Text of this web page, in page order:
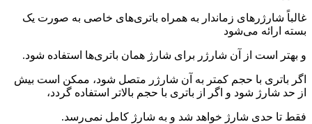
غالباً شارژرهای زماندار به همراه باتری‌های خاصی به صورت یک
بسته ارائه می‌شود
و بهتر است از آن شارژر برای شارژ همان باتری‌ها استفاده شود.
اگر باتری با حجم کمتر به آن شارژر متصل شود، ممکن است بیش
از حد شارژ شود و اگر از باتری با حجم بالاتر استفاده گردد،
فقط تا حدی شارژ خواهد شد و به شارژ کامل نمی‌رسد.